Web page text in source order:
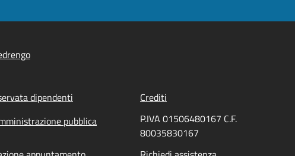
dipendenti Crediti
pubblica
P.IVA 01506480167 C.F.
80035830167